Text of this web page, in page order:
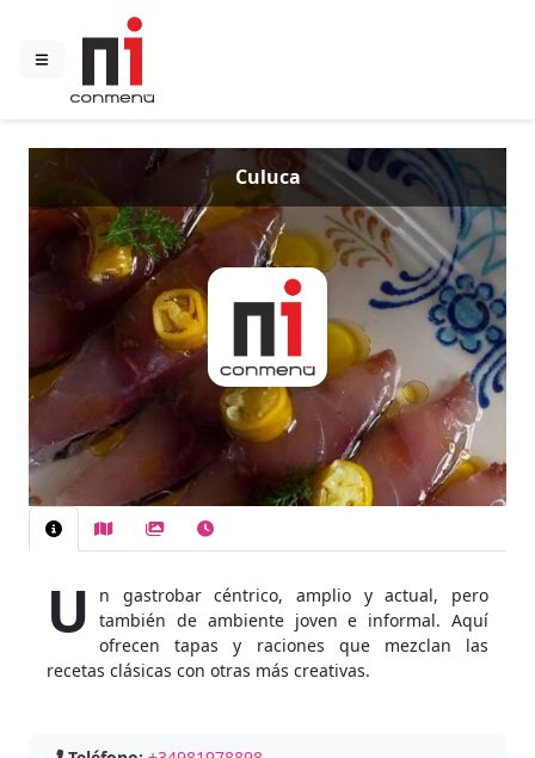
Culuca
U
n gastrobar céntrico, amplio y actual, pero
también de ambiente joven e informal. Aquí
ofrecen tapas y raciones que mezclan las
recetas clásicas con otras más creativas.